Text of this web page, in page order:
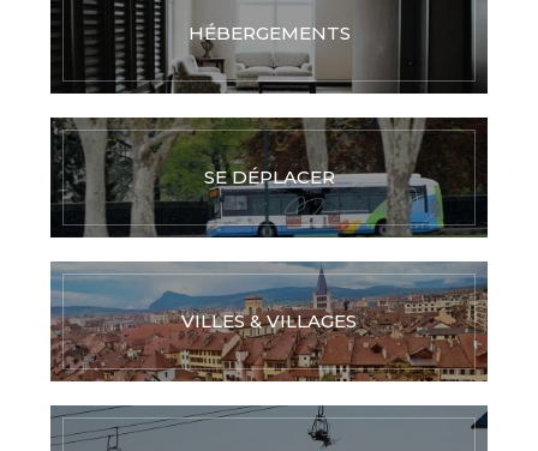
HÉBERGEMENTS
SE DÉPLACER
VILLES & VILLAGES